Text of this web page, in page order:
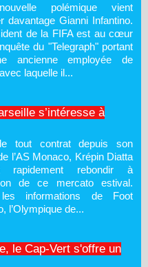
polémique vient
davantage Gianni Infantino.
de la FIFA est au cœur
du "Telegraph" portant
ancienne employée de
laquelle il...
s’intéresse à
tout contrat depuis son
l’AS Monaco, Krépin Diatta
rapidement rebondir à
de ce mercato estival.
informations de Foot
l’Olympique de...
le Cap-Vert s'offre un